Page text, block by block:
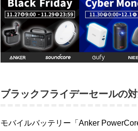
ブラックフライデーセールの
モバイルバッテリー「Anker